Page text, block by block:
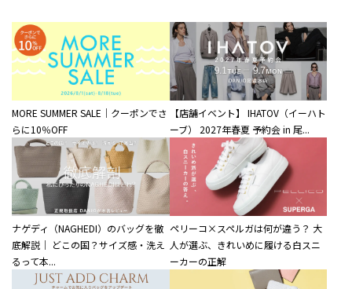
MORE SUMMER SALE｜クーポンでさ
らに10％OFF
【店舗イベント】 IHATOV（イーハト
ーブ） 2027年春夏 予約会 in 尾...
ナゲディ（NAGHEDI）のバッグを徹
底解説｜ どこの国？サイズ感・洗え
るって本...
ペリーコ×スペルガは何が違う？ 大
人が選ぶ、きれいめに履ける白スニ
ーカーの正解